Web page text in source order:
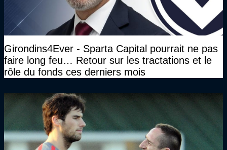
Girondins4Ever - Sparta Capital pourrait ne pas
faire long feu… Retour sur les tractations et le
rôle du fonds ces derniers mois